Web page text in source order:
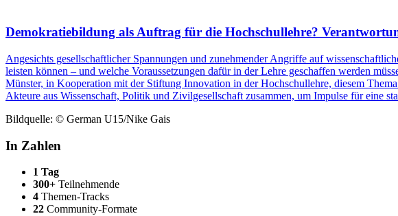
Demokratiebildung als Auftrag für die Hochschullehre?
Angesichts gesellschaftlicher Spannungen und zunehmender Angriffe auf
leisten können – und welche Voraussetzungen dafür in der Lehre geschaffen werden
Münster, in Kooperation mit der Stiftung Innovation in der Hochschullehre, diesem
Akteure aus Wissenschaft, Politik und Zivilgesellschaft zusammen, um Impulse für eine
Bildquelle: © German U15/Nike Gais
In Zahlen
1 Tag
300+ Teilnehmende
4 Themen-Tracks
22 Community-Formate